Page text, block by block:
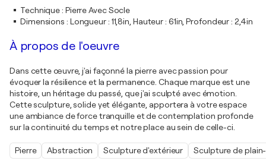
Technique: Pierre Avec Socle
Dimensions : Longueur : 11,8in, Hauteur : 61in, Profondeur : 2,4in
À propos de l'oeuvre
Dans cette œuvre, j'ai façonné la pierre avec passion pour
évoquer la résilience et la permanence. Chaque marque est une
histoire, un héritage du passé, que j'ai sculpté avec émotion.
Cette sculpture, solide yet élégante, apportera à votre espace
une ambiance de force tranquille et de contemplation profonde
sur la continuité du temps et notre place au sein de celle-ci.
Pierre Abstraction Sculpture d'extérieur Sculpture de